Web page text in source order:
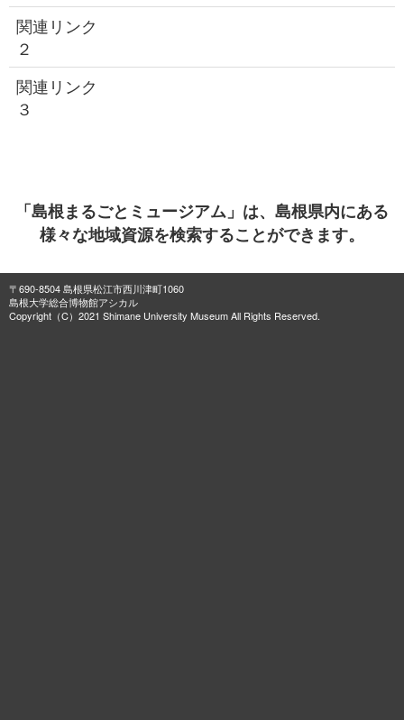
関連リンク
２
関連リンク
３
「島根まるごとミュージアム」は、島根県内にある
様々な地域資源を検索することができます。
〒690-8504 島根県松江市西川津町1060
島根大学総合博物館アシカル
Copyright（C）2021 Shimane University Museum All Rights Reserved.